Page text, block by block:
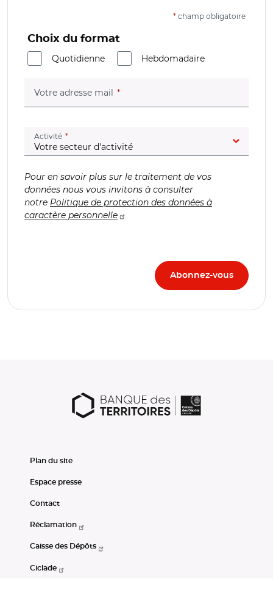
* champ obligatoire
Choix du format
Quotidienne
Hebdomadaire
Votre adresse mail (champ obligatoire)
Activité (champ obligatoire)
Pour en savoir plus sur le traitement de vos
données nous vous invitons à consulter
notre Politique de protection des données à
caractère personnelle
Plan du site
Espace presse
Contact
Réclamation
Caisse des Dépôts
Ciclade